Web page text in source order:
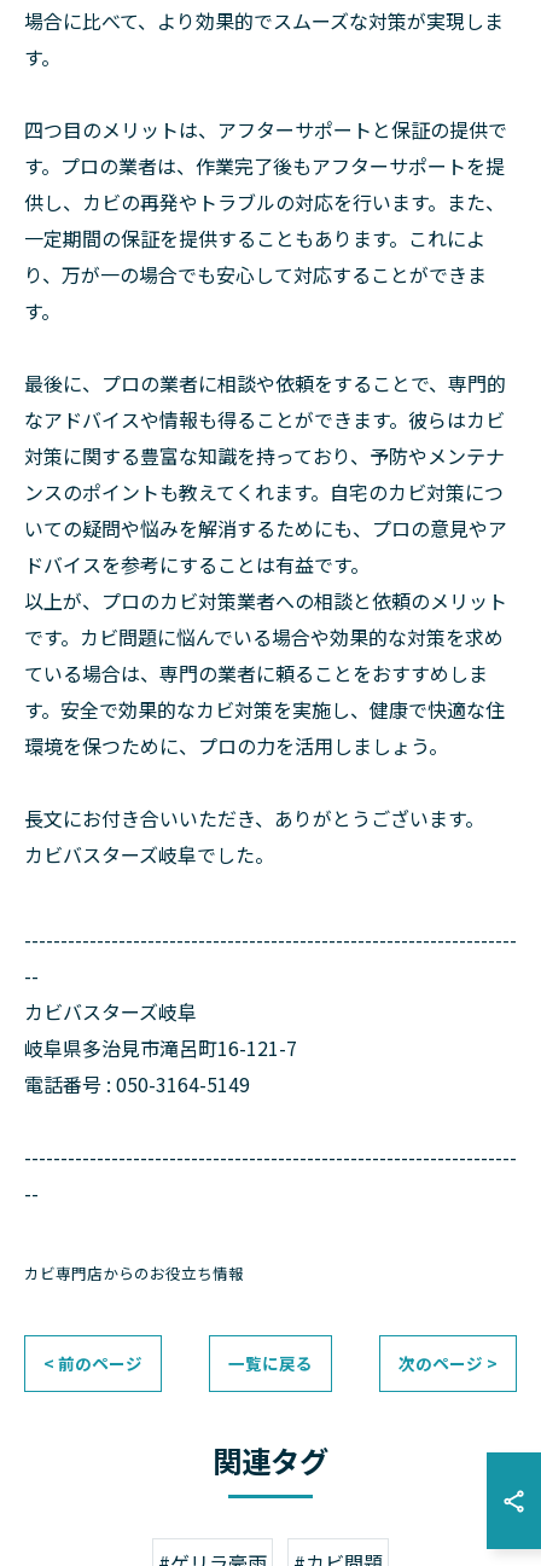
場合に比べて、より効果的でスムーズな対策が実現しま
す。
四つ目のメリットは、アフターサポートと保証の提供で
す。プロの業者は、作業完了後もアフターサポートを提
供し、カビの再発やトラブルの対応を行います。また、
一定期間の保証を提供することもあります。これによ
り、万が一の場合でも安心して対応することができま
す。
最後に、プロの業者に相談や依頼をすることで、専門的
なアドバイスや情報も得ることができます。彼らはカビ
対策に関する豊富な知識を持っており、予防やメンテナ
ンスのポイントも教えてくれます。自宅のカビ対策につ
いての疑問や悩みを解消するためにも、プロの意見やア
ドバイスを参考にすることは有益です。
以上が、プロのカビ対策業者への相談と依頼のメリット
です。カビ問題に悩んでいる場合や効果的な対策を求め
ている場合は、専門の業者に頼ることをおすすめしま
す。安全で効果的なカビ対策を実施し、健康で快適な住
環境を保つために、プロの力を活用しましょう。
長文にお付き合いいただき、ありがとうございます。
カビバスターズ岐阜でした。
--------------------------------------------------------------------
--
カビバスターズ岐阜
岐阜県多治見市滝呂町16-121-7
電話番号 : 050-3164-5149
--------------------------------------------------------------------
--
カビ専門店からのお役立ち情報
< 前のページ 一覧に戻る 次のページ >
関連タグ